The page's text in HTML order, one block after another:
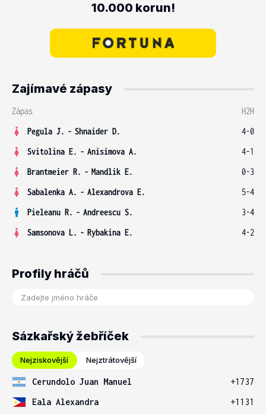
10.000 korun!
Zajímavé zápasy
Zápas
H2H
Pegula J. - Shnaider D.
4-0
Svitolina E. - Anisimova A.
4-1
Brantmeier R. - Mandlik E.
0-3
Sabalenka A. - Alexandrova E.
5-4
Pieleanu R. - Andreescu S.
3-4
Samsonova L. - Rybakina E. 4-2
Profily hráčů
Sázkařský žebříček
Nejziskovější Nejztrátovější
Cerundolo Juan Manuel
+1737
Eala Alexandra
+1131